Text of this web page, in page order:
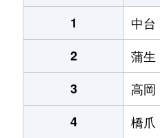
1
中台
2
蒲生
3
高岡
4
橋爪